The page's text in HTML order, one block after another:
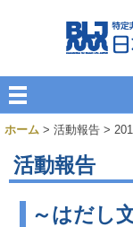
ホーム > 活動報告 >
活動報告
～はだし